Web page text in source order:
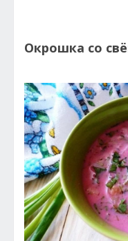
Окрошка со